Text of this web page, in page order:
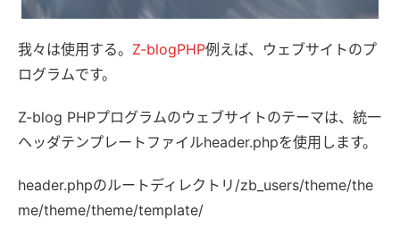
我々は使用する。 Z-blogPHP例えば、ウェブサイトのプ
ログラムです。
Z-blog PHPプログラムのウェブサイトのテーマは、統一
ヘッダテンプレートファイルheader.phpを使用します。
header.phpのルートディレクトリ/zb_users/theme/the
me/theme/theme/template/